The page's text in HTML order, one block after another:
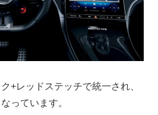
+レッドステッチで統一され、
っています。